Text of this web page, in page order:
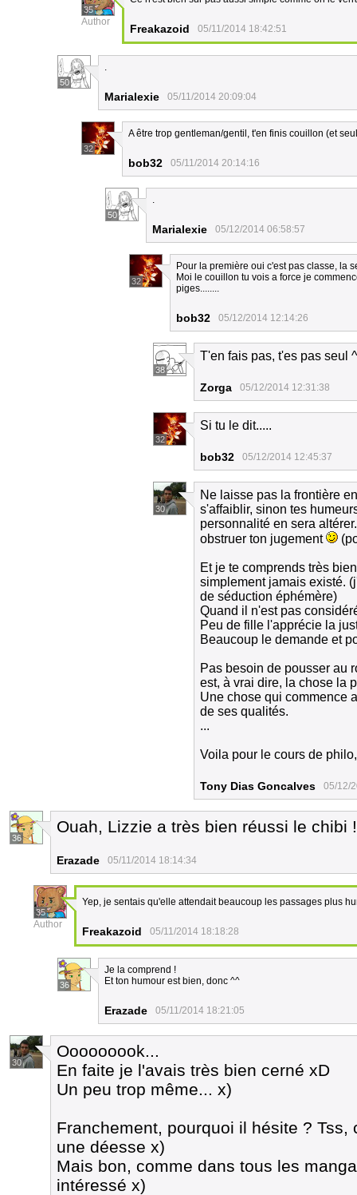
35
Author
Freakazoid 05/11/2014 18:42:51
50
.
Marialexie 05/11/2014 20:09:04
32
A être trop gentleman/gentil, t'en finis couillon (et
bob32 05/11/2014 20:14:16
50
.
Marialexie 05/12/2014 06:58:57
32
Pour la première oui c'est pas classe, la
Moi le couillon tu vois a force je
piges........
bob32 05/12/2014 12:14:26
38
T'en fais pas, t'es pas seul
Zorga 05/12/2014 12:31:38
32
Si tu le dit.....
bob32 05/12/2014 12:45:37
30
Ne laisse pas la frontière
s'affaiblir, sinon tes
personnalité en sera
obstruer ton jugement
Et je te comprends très
simplement jamais existé.
de séduction éphémère)
Quand il n'est pas
Peu de fille l'apprécie la
Beaucoup le demande et
Pas besoin de pousser au
est, à vrai dire, la chose la
Une chose qui commence
de ses qualités.
...
Voila pour le cours de
Tony Dias Goncalves 05/12/
36
Ouah, Lizzie a très bien réussi le chibi !
Erazade 05/11/2014 18:14:34
35
Author
Yep, je sentais qu'elle attendait beaucoup les passages plus
Freakazoid 05/11/2014 18:18:28
36
Je la comprend !
Et ton humour est bien, donc ^^
Erazade 05/11/2014 18:21:05
30
Ooooooook...
En faite je l'avais très bien cerné xD
Un peu trop même... x)
Franchement, pourquoi il hésite ?
une déesse x)
Mais bon, comme dans tous les
intéressé x)